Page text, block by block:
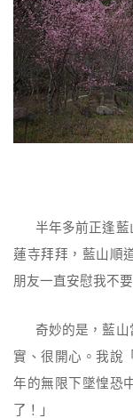
半年多前正逢藍
蓮寺拜拜，藍山順
朋友一直安慰我不
奇妙的是，藍山
實、很開心。我說
年的無限下墜惶恐
了！」